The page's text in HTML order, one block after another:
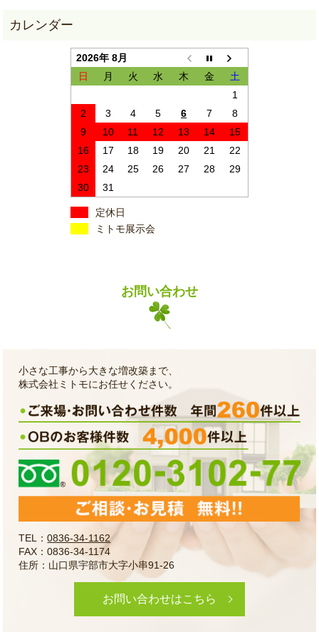
2026年 8月
日
月 火 水 木 金
土
1
2
3 4 5 6 7
8
9
10 11 12 13 14
15
16
17 18 19 20 21
22
23
24 25 26 27 28
29
30
31
定休日
ミトモ展示会
お問い合わせ
小さな工事から大きな増改築まで、
株式会社ミトモにお任せください。
TEL：0836-34-1162
FAX：0836-34-1174
住所：山口県宇部市大字小串91-26
お問い合わせはこちら